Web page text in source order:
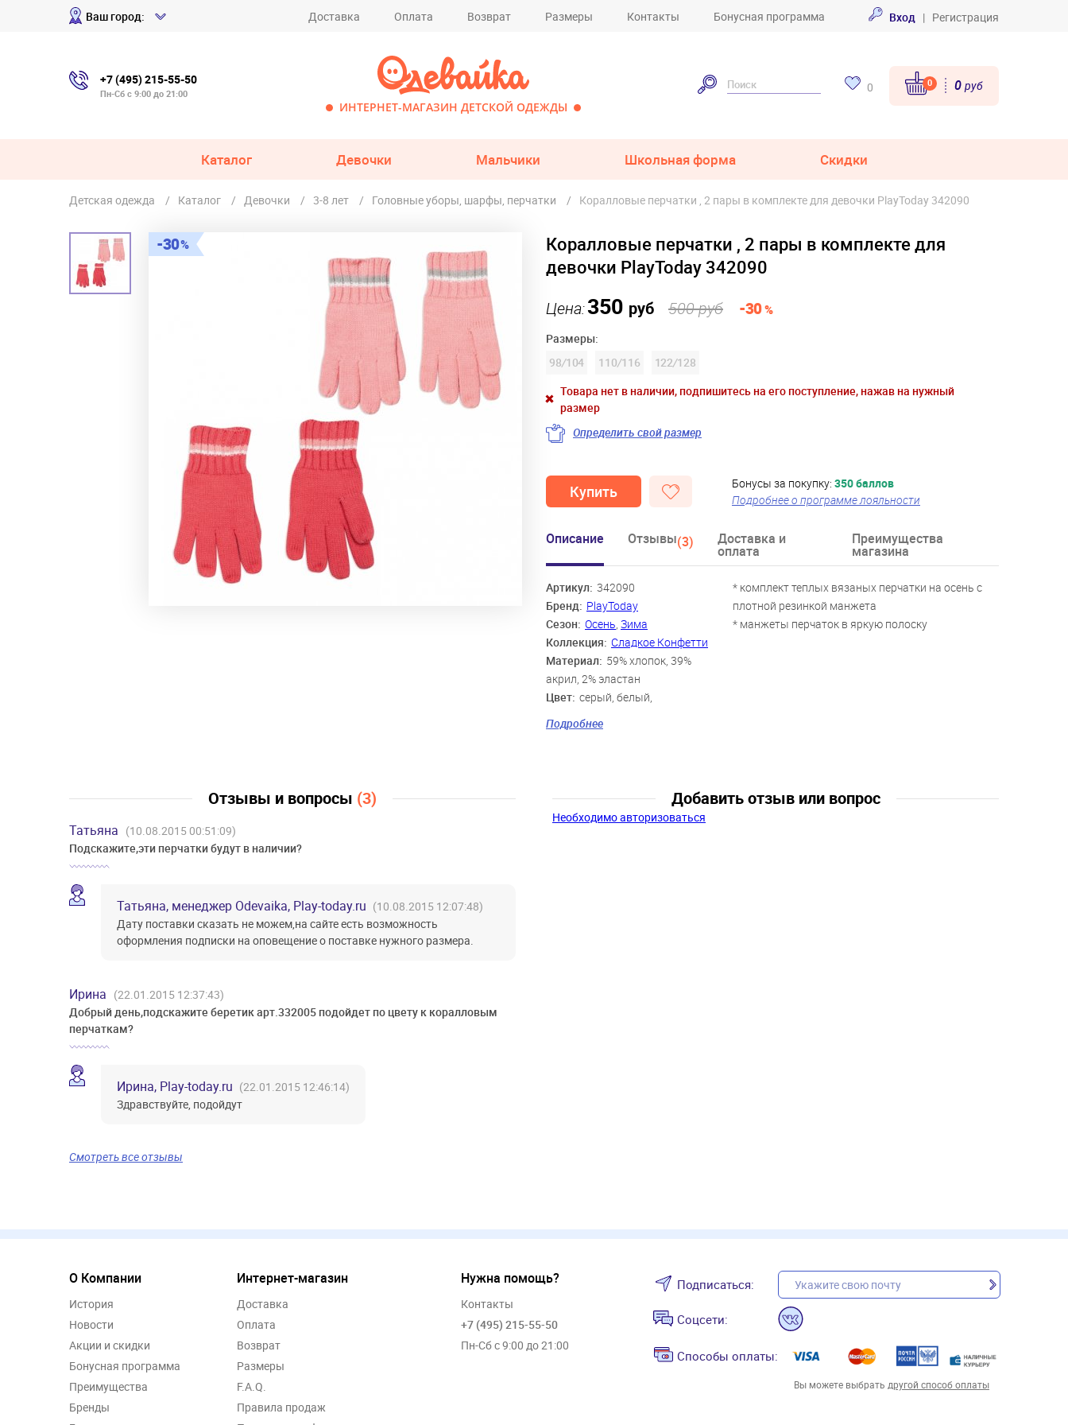
Ваш город: Доставка Оплата Возврат Размеры Контакты Бонусная программа Вход | Регистрация
+7 (495) 215-55-50
Пн-Сб с 9:00 до 21:00
ИНТЕРНЕТ-МАГАЗИН ДЕТСКОЙ ОДЕЖДЫ
0 0 0 руб
Каталог Девочки Мальчики Школьная форма Скидки
Детская одежда Каталог Девочки 3-8 лет Головные уборы, шарфы, перчатки Коралловые перчатки , 2 пары в комплекте для девочки PlayToday 342090
30
Коралловые перчатки , 2 пары в комплекте для
девочки PlayToday 342090
Цена:350 руб 500 руб -30%
Размеры:
98/104 110/116 122/128
Товара нет в наличии, подпишитесь на его поступление, нажав на нужный
размер
Определить свой размер
Бонусы за покупку: 350 баллов
Подробнее о программе лояльности
Купить
Описание Отзывы(3) Доставка и
оплата
Преимущества
магазина
Артикул: 342090
Бренд: PlayToday
Сезон: Осень, Зима
Коллекция: Сладкое Конфетти
Материал: 59% хлопок, 39%
акрил, 2% эластан
Цвет: серый, белый,
коралловый, розовый
Скидка: 30%
Подробнее
* комплект теплых вязаных перчатки на осень с
плотной резинкой манжета
* манжеты перчаток в яркую полоску
Отзывы и вопросы (3)
Татьяна (10.08.2015 00:51:09)
Подскажите,эти перчатки будут в наличии?
Татьяна, менеджер Odevaika, Play-today.ru (10.08.2015 12:07:48)
Дату поставки сказать не можем,на сайте есть возможность
оформления подписки на оповещение о поставке нужного размера.
Ирина (22.01.2015 12:37:43)
Добрый день,подскажите беретик арт.332005 подойдет по цвету к коралловым
перчаткам?
Ирина, Play-today.ru (22.01.2015 12:46:14)
Здравствуйте, подойдут
Смотреть все отзывы
Добавить отзыв или вопрос
Необходимо авторизоваться
О Компании
История
Новости
Акции и скидки
Бонусная программа
Преимущества
Бренды
Интернет-магазин
Доставка
Оплата
Возврат
Размеры
F.A.Q.
Правила продаж
Нужна помощь?
Контакты
+7 (495) 215-55-50
Пн-Сб с 9:00 до 21:00
Подписаться:
Соцсети:
Способы оплаты:
Вы можете выбрать другой способ оплаты